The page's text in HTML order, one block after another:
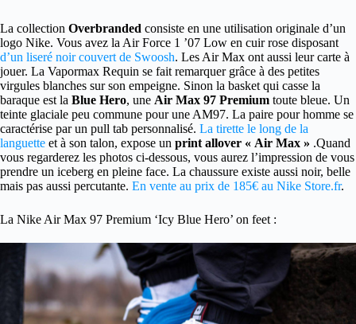
La collection Overbranded consiste en une utilisation originale d’un
logo Nike. Vous avez la Air Force 1 ’07 Low en cuir rose disposant
d’un liseré noir couvert de Swoosh. Les Air Max ont aussi leur carte à
jouer. La Vapormax Requin se fait remarquer grâce à des petites
virgules blanches sur son empeigne. Sinon la basket qui casse la
baraque est la Blue Hero, une Air Max 97 Premium toute bleue. Un
teinte glaciale peu commune pour une AM97. La paire pour homme se
caractérise par un pull tab personnalisé. La tirette le long de la
languette et à son talon, expose un print allover « Air Max » .Quand
vous regarderez les photos ci-dessous, vous aurez l’impression de vous
prendre un iceberg en pleine face. La chaussure existe aussi noir, belle
mais pas aussi percutante. En vente au prix de 185€ au Nike Store.fr.
La Nike Air Max 97 Premium ‘Icy Blue Hero’ on feet :